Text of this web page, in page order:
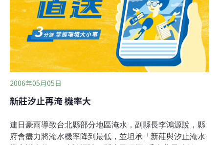
2006年05月05日
新莊汐止再淹 機率大
連日豪雨導致台北縣部分地區淹水，副縣長李鴻源說，縣
府會盡力將淹水機率降到最低，並坦承「新莊與汐止淹水